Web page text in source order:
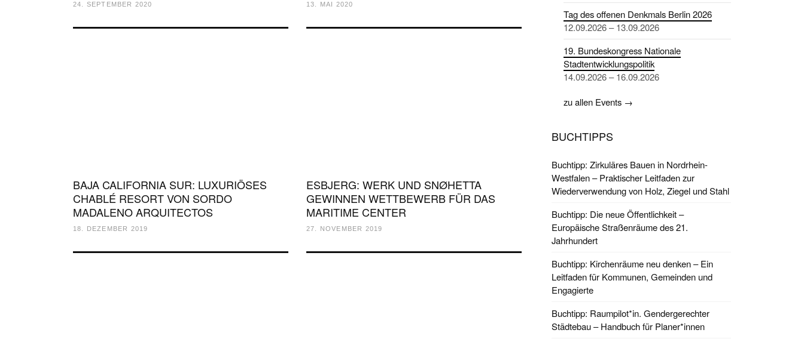
24. SEPTEMBER 2020 13. MAI 2020
BAJA CALIFORNIA SUR: LUXURIÖSES
CHABLÉ RESORT VON SORDO
MADALENO ARQUITECTOS
18. DEZEMBER 2019
ESBJERG: WERK UND SNØHETTA
GEWINNEN WETTBEWERB FÜR DAS
MARITIME CENTER
27. NOVEMBER 2019
Tag des offenen Denkmals Berlin 2026
12.09.2026 – 13.09.2026
19. Bundeskongress Nationale
Stadtentwicklungspolitik
14.09.2026 – 16.09.2026
zu allen Events →
BUCHTIPPS
Buchtipp: Zirkuläres Bauen in Nordrhein-
Westfalen – Praktischer Leitfaden zur
Wiederverwendung von Holz, Ziegel und Stahl
Buchtipp: Die neue Öffentlichkeit –
Europäische Straßenräume des 21.
Jahrhundert
Buchtipp: Kirchenräume neu denken – Ein
Leitfaden für Kommunen, Gemeinden und
Engagierte
Buchtipp: Raumpilot*in. Gendergerechter
Städtebau – Handbuch für Planer*innen